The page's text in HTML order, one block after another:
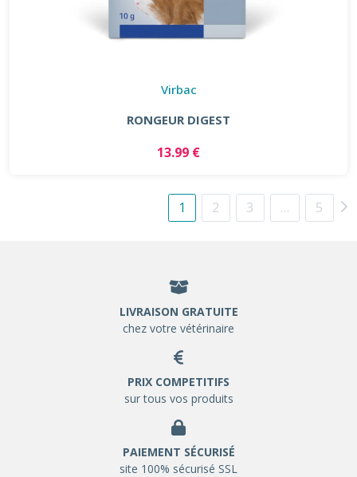
Virbac
RONGEUR DIGEST
13.99 €
1 2 3 … 5
LIVRAISON GRATUITE
chez votre vétérinaire
PRIX COMPETITIFS
sur tous vos produits
PAIEMENT SÉCURISÉ
site 100% sécurisé SSL